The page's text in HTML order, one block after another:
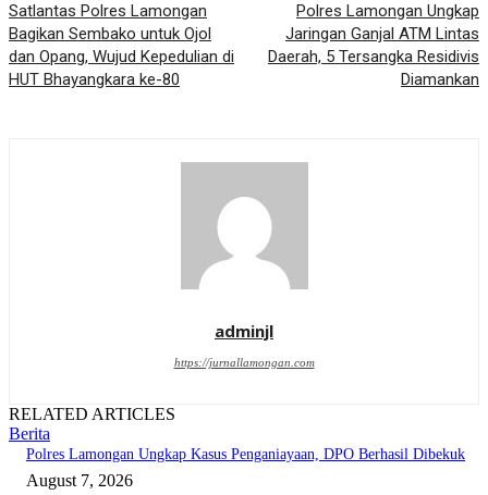
Satlantas Polres Lamongan
Bagikan Sembako untuk Ojol
dan Opang, Wujud Kepedulian di
HUT Bhayangkara ke-80
Polres Lamongan Ungkap
Jaringan Ganjal ATM Lintas
Daerah, 5 Tersangka Residivis
Diamankan
adminjl
https://jurnallamongan.com
RELATED ARTICLES
Berita
Polres Lamongan Ungkap Kasus Penganiayaan, DPO Berhasil Dibekuk
August 7, 2026